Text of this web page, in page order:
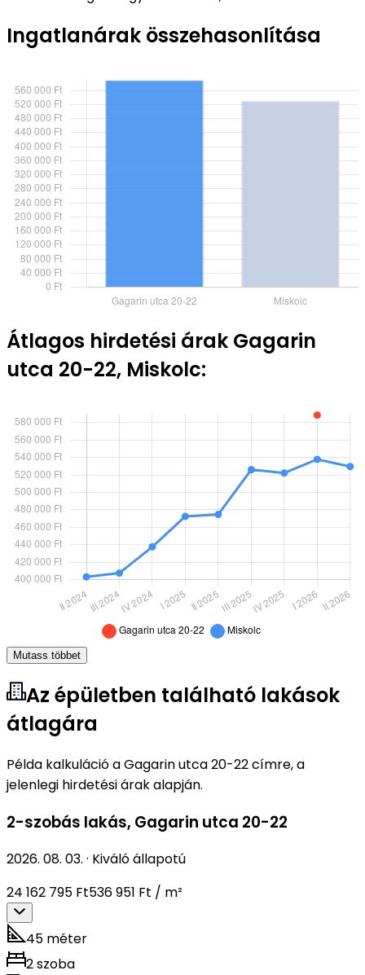
Ingatlanárak összehasonlítása
Átlagos hirdetési árak Gagarin
utca 20-22, Miskolc:
Mutass többet
Az épületben található lakások
átlagára
Példa kalkuláció a Gagarin utca 20-22 címre, a
jelenlegi hirdetési árak alapján.
2-szobás lakás, Gagarin utca 20-22
2026. 08. 03. · Kiváló állapotú
24 162 795 Ft536 951 Ft / m²
45 méter
2 szoba